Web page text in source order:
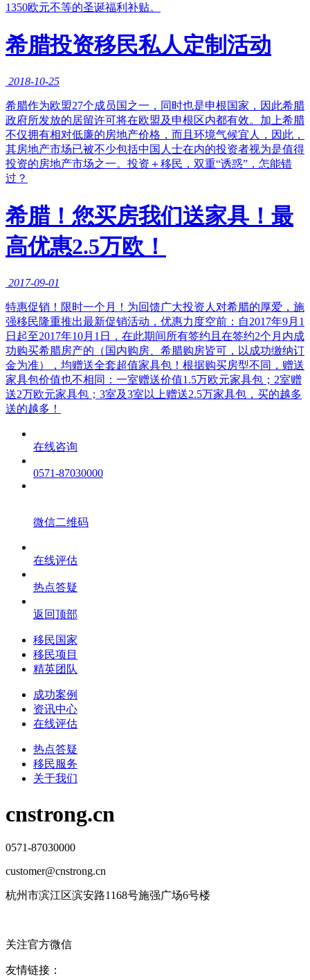
1350欧元不等的圣诞福利补贴。
希腊投资移民私人定制活动
2018-10-25
希腊作为欧盟27个成员国之一，同时也是申根国家，因此希腊
政府所发放的居留许可将在欧盟及申根区内都有效。加上希腊
不仅拥有相对低廉的房地产价格，而且环境气候宜人，因此，
其房地产市场已被不少包括中国人士在内的投资者视为是值得
投资的房地产市场之一。投资＋移民，双重“诱惑”，怎能错
过？
希腊！您买房我们送家具！最
高优惠2.5万欧！
2017-09-01
特惠促销！限时一个月！为回馈广大投资人对希腊的厚爱，施
强移民隆重推出最新促销活动，优惠力度空前：自2017年9月1
日起至2017年10月1日，在此期间所有签约且在签约2个月内成
功购买希腊房产的（国内购房、希腊购房皆可，以成功缴纳订
金为准），均赠送全套超值家具包！根据购买房型不同，赠送
家具包价值也不相同：一室赠送价值1.5万欧元家具包；2室赠
送2万欧元家具包；3室及3室以上赠送2.5万家具包，买的越多
送的越多！
在线咨询
0571-87030000
微信二维码
在线评估
热点答疑
返回顶部
移民国家
移民项目
精英团队
成功案例
资讯中心
在线评估
热点答疑
移民服务
关于我们
cnstrong.cn
0571-87030000
customer@cnstrong.cn
杭州市滨江区滨安路1168号施强广场6号楼
关注官方微信
友情链接：